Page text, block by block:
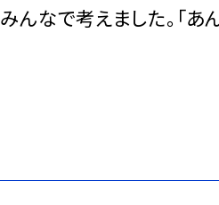
なで考えました。「あ